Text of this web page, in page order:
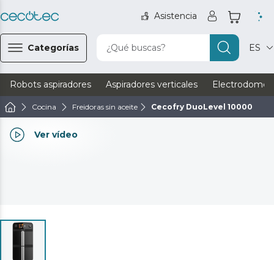
Asistencia
Categorías ¿Qué buscas? ES
Robots aspiradores Aspiradores verticales
Cocina Freidoras sin aceite Cecofry DuoLevel 10000
Ver vídeo